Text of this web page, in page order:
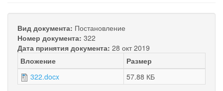
Вид документа: Постановление
Номер документа: 322
Дата принятия документа: 28 окт 2019
Вложение
Размер
322.docx
57.88 КБ